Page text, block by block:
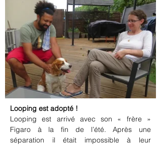
Looping est adopté !
Looping est arrivé avec son « frère »
Figaro à la fin de l’été. Après une
séparation il était impossible à leur